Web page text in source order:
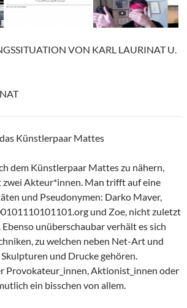
VON KARL LAURINAT U.
Künstlerpaar Mattes
dem Künstlerpaar Mattes zu nähern,
zwei Akteur*innen. Man trifft auf eine
und Pseudonymen: Darko Maver,
und Zoe, nicht zuletzt
Ebenso unüberschaubar verhält es sich
zu welchen neben Net-Art und
und Drucke gehören.
Provokateur_innen, Aktionist_innen oder
ein bisschen von allem.